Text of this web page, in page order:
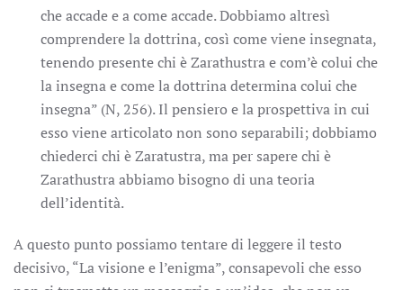
che accade e a come accade. Dobbiamo altresì
comprendere la dottrina, così come viene insegnata,
tenendo presente chi è Zarathustra e com’è colui che
la insegna e come la dottrina determina colui che
insegna” (N, 256). Il pensiero e la prospettiva in cui
esso viene articolato non sono separabili; dobbiamo
chiederci chi è Zaratustra, ma per sapere chi è
Zarathustra abbiamo bisogno di una teoria
dell’identità.
A questo punto possiamo tentare di leggere il testo
decisivo, “La visione e l’enigma”, consapevoli che esso